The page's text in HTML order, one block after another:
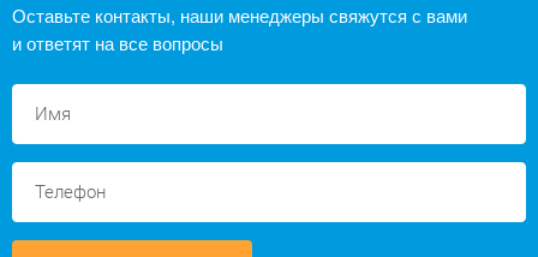
Оставьте контакты, наши менеджеры свяжутся с вами
и ответят на все вопросы